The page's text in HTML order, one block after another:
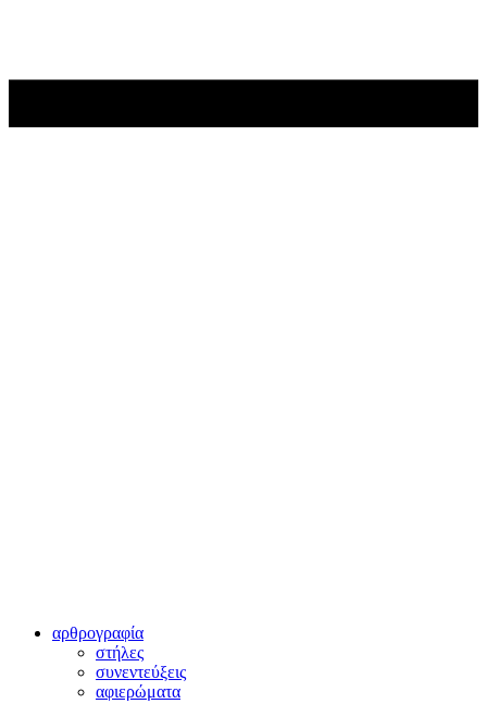
αρθρογραφία
στήλες
συνεντεύξεις
αφιερώματα